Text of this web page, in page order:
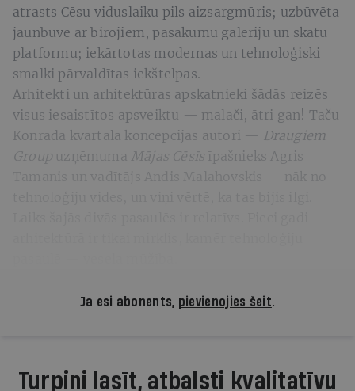
atrasts Cēsu viduslaiku pils aizsargmūris; uzbūvēta
jaunbūve ar birojiem, pasākumu galeriju un skatu
platformu; iekārtotas modernas un tehnoloģiski
smalki pārvaldītas iekštelpas.
Arhitekti un arhitektūras apskatnieki šādās reizēs
visus iesaistītos apsveiktu — malači, ātri gan! Taču
Konrāda kvartāla koncepcijas autori — Draugiem
Group uzņēmuma Mājas Cēsīs īpašnieks Agris
Ja esi abonents, pievienojies šeit.
Turpini lasīt, atbalsti kvalitatīvu